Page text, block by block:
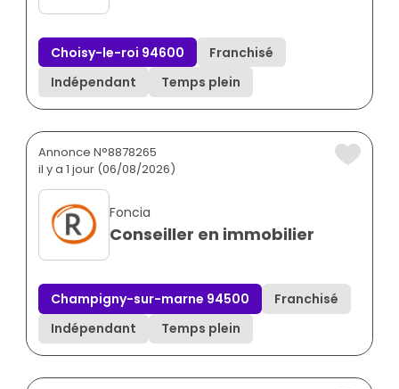
Choisy-le-roi 94600
Franchisé
Indépendant
Temps plein
Annonce N°8878265
il y a 1 jour (06/08/2026)
Foncia
Conseiller en immobilier
Champigny-sur-marne 94500
Franchisé
Indépendant
Temps plein